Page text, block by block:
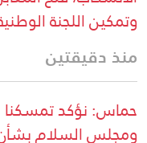
وتمكين اللجنة
منذ دقيقتين
حماس: نؤكد تمسكنا
ومجلس السلام